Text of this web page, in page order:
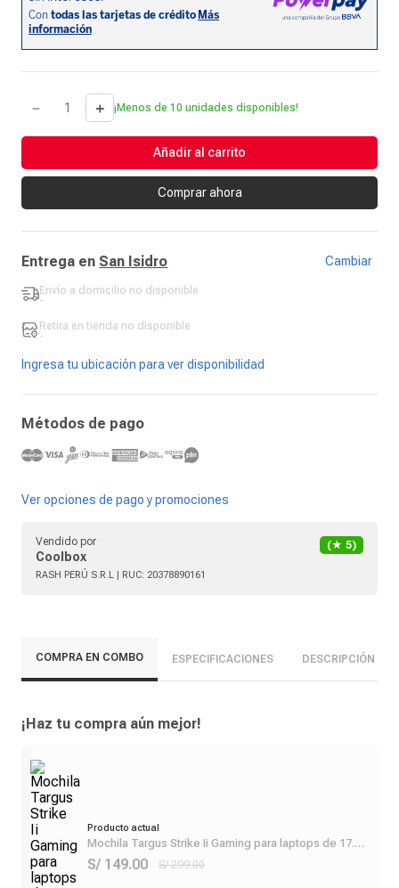
＋
－ ¡Menos de 10 unidades disponibles!
Añadir al carrito
Comprar ahora
Entrega en San Isidro Cambiar
Envío a domicilio no disponible
-
Retira en tienda no disponible
-
Ingresa tu ubicación para ver disponibilidad
Métodos de pago
Ver opciones de pago y promociones
Vendido por
Coolbox
(★ 5)
RASH PERÚ S.R.L | RUC: 20378890161
COMPRA EN COMBO ESPECIFICACIONES DESCRIPCIÓN
¡Haz tu compra aún mejor!
Producto actual
Mochila Targus Strike Ii Gaming para laptops de 17.3"
negro
S/ 149.00 S/ 299.00